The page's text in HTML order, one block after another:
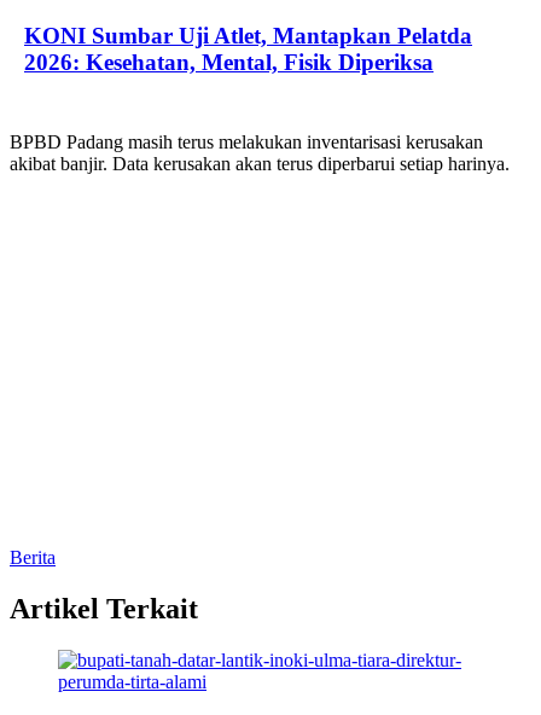
KONI Sumbar Uji Atlet, Mantapkan Pelatda
2026: Kesehatan, Mental, Fisik Diperiksa
BPBD Padang masih terus melakukan inventarisasi kerusakan
akibat banjir. Data kerusakan akan terus diperbarui setiap harinya.
Berita
Artikel Terkait